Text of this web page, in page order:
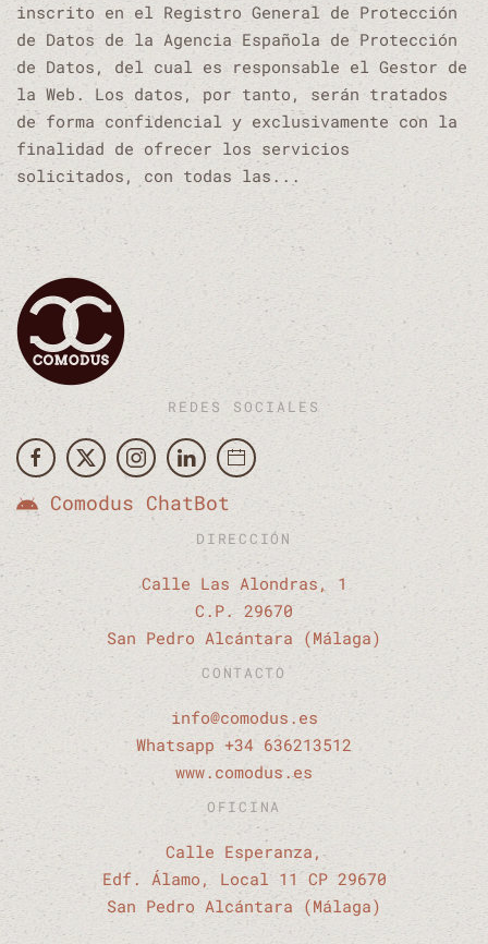
inscrito en el Registro General de Protección
de Datos de la Agencia Española de Protección
de Datos, del cual es responsable el Gestor de
la Web. Los datos, por tanto, serán tratados
de forma confidencial y exclusivamente con la
finalidad de ofrecer los servicios
solicitados, con todas las...
REDES SOCIALES
Comodus ChatBot
DIRECCIÓN
Calle Las Alondras, 1
C.P. 29670
San Pedro Alcántara (Málaga)
CONTACTO
info@comodus.es
Whatsapp +34 636213512
www.comodus.es
OFICINA
Calle Esperanza,
Edf. Álamo, Local 11 CP 29670
San Pedro Alcántara (Málaga)